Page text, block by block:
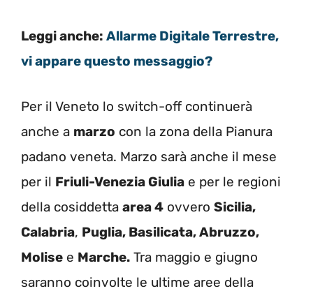
Leggi anche: Allarme Digitale Terrestre,
vi appare questo messaggio?
Per il Veneto lo switch-off continuerà
anche a marzo con la zona della Pianura
padano veneta. Marzo sarà anche il mese
per il Friuli-Venezia Giulia e per le regioni
della cosiddetta area 4 ovvero Sicilia,
Calabria, Puglia, Basilicata, Abruzzo,
Molise e Marche. Tra maggio e giugno
saranno coinvolte le ultime aree della